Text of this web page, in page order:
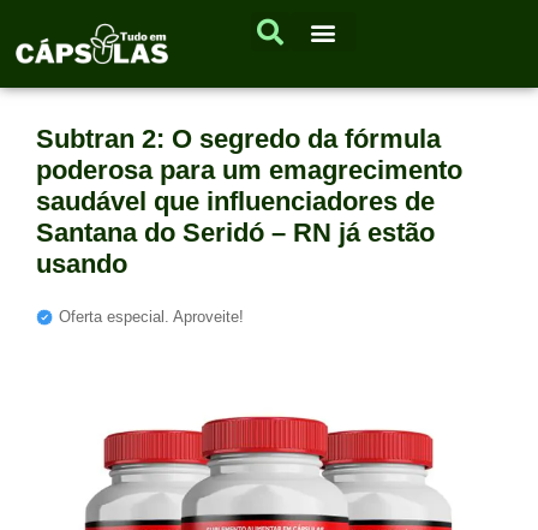
Subtran 2: O segredo da fórmula
poderosa para um emagrecimento
saudável que influenciadores de
Santana do Seridó – RN já estão
usando
Oferta especial. Aproveite!